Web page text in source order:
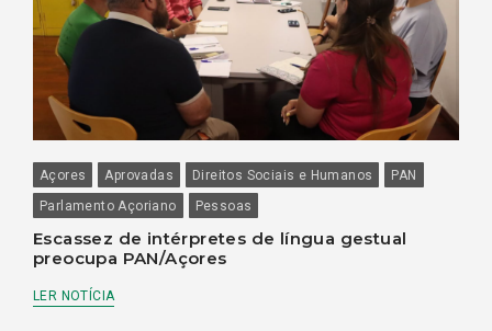
Açores Aprovadas Direitos Sociais e Humanos
PAN
Parlamento Açoriano
Pessoas
Escassez de intérpretes de língua gestual
preocupa PAN/Açores
LER NOTÍCIA